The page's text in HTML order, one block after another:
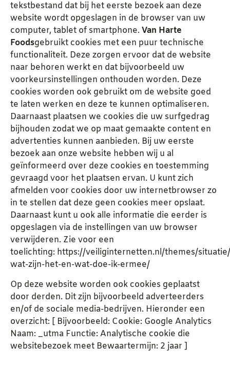
tekstbestand dat bij het eerste bezoek aan deze
website wordt opgeslagen in de browser van uw
computer, tablet of smartphone. Van Harte
Foodsgebruikt cookies met een puur technische
functionaliteit. Deze zorgen ervoor dat de website
naar behoren werkt en dat bijvoorbeeld uw
voorkeursinstellingen onthouden worden. Deze
cookies worden ook gebruikt om de website goed
te laten werken en deze te kunnen optimaliseren.
Daarnaast plaatsen we cookies die uw surfgedrag
bijhouden zodat we op maat gemaakte content en
advertenties kunnen aanbieden. Bij uw eerste
bezoek aan onze website hebben wij u al
geïnformeerd over deze cookies en toestemming
gevraagd voor het plaatsen ervan. U kunt zich
afmelden voor cookies door uw internetbrowser zo
in te stellen dat deze geen cookies meer opslaat.
Daarnaast kunt u ook alle informatie die eerder is
opgeslagen via de instellingen van uw browser
verwijderen. Zie voor een
toelichting: https://veiliginternetten.nl/themes/
wat-zijn-het-en-wat-doe-ik-ermee/
Op deze website worden ook cookies geplaatst
door derden. Dit zijn bijvoorbeeld adverteerders
en/of de sociale media-bedrijven. Hieronder een
overzicht: [ Bijvoorbeeld: Cookie: Google Analytics
Naam: _utma Functie: Analytische cookie die
websitebezoek meet Bewaartermijn: 2 jaar ]